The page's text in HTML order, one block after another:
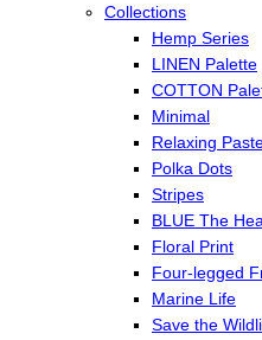
Collections
Hemp Series
LINEN Palette
COTTON
Minimal
Relaxing
Polka Dots
Stripes
BLUE The
Floral Print
Four-legged
Marine Life
Save the